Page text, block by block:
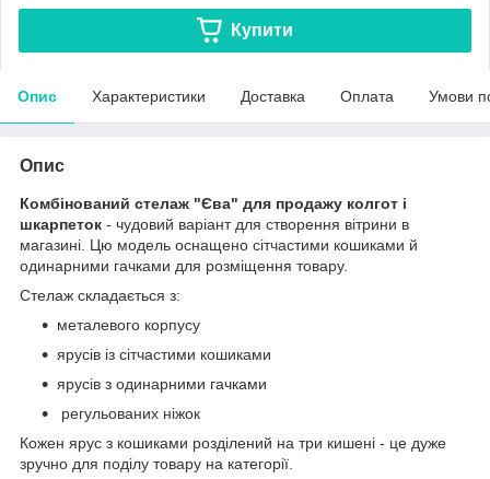
Купити
Опис Характеристики Доставка Оплата Умови
Опис
Комбінований стелаж "Єва" для продажу колгот і
шкарпеток - чудовий варіант для створення вітрини в
магазині. Цю модель оснащено сітчастими кошиками й
одинарними гачками для розміщення товару.
Стелаж складається з:
металевого корпусу
ярусів із сітчастими кошиками
ярусів з одинарними гачками
регульованих ніжок
Кожен ярус з кошиками розділений на три кишені - це дуже
зручно для поділу товару на категорії.